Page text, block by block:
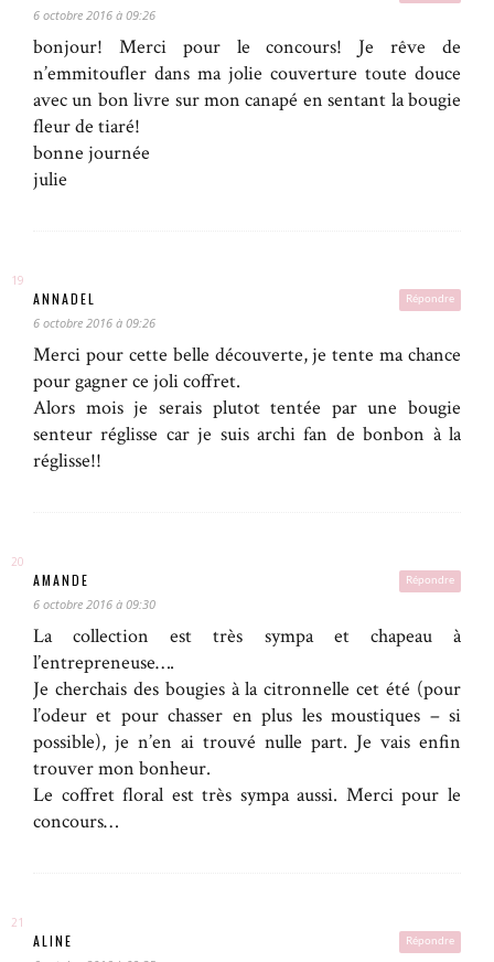
6 octobre 2016 à 09:26
bonjour! Merci pour le concours! Je rêve de
n’emmitoufler dans ma jolie couverture toute douce
avec un bon livre sur mon canapé en sentant la bougie
fleur de tiaré!
bonne journée
julie
Répondre
ANNADEL
6 octobre 2016 à 09:26
Merci pour cette belle découverte, je tente ma chance
pour gagner ce joli coffret.
Alors mois je serais plutot tentée par une bougie
senteur réglisse car je suis archi fan de bonbon à la
réglisse!!
Répondre
AMANDE
6 octobre 2016 à 09:30
La collection est très sympa et chapeau à
l’entrepreneuse….
Je cherchais des bougies à la citronnelle cet été (pour
l’odeur et pour chasser en plus les moustiques – si
possible), je n’en ai trouvé nulle part. Je vais enfin
trouver mon bonheur.
Le coffret floral est très sympa aussi. Merci pour le
concours…
Répondre
ALINE